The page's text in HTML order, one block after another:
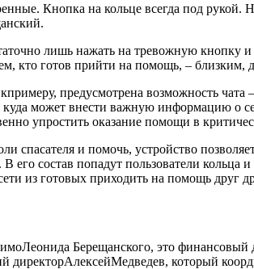
Кнопка на кольце всегда под рукой.
лишь нажать на тревожную
кто готов прийти на помощь, – близким,
предусмотрена возможность чата
куда может внести важную информацию
упростить оказание помощи в
спасателя и помочь, устройство
его состав попадут пользователи
из готовых приходить на помощь друг
Берещанского, это
директорАлексейМедведев, который